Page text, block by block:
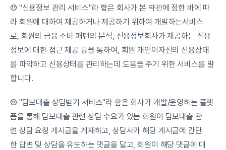
⑪ "신용정보 관리 서비스"라 함은 회사가 본 약관에 정한 바에 따
라 회원에 대하여 제공하거나 제공하기 위하여 개발하는서비스
로, 회원의 금융 소비 패턴의 분석, 신용정보회사가 제공하는 신용
정보에 대한 접근 제공 등을 통하여, 회원 개인이자신의 신용상태
를 파악하고 신용상태를 관리하는데 도움을 주기 위한 서비스를 말
합니다.
⑫ "담보대출 상담받기 서비스"라 함은 회사가 개발/운영하는 플랫
폼을 통해 담보대출 관련 상담 수요가 있는 회원이 담보대출 관
련 상담 요청 게시글을 게재하고, 상담사가 해당 게시글에 간단
한 답변 및 상담을 유도하는 댓글을 달고, 회원이 해당 댓글에 대